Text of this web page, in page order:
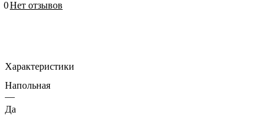
0Нет отзывов
Характеристики
Напольная
—
Да